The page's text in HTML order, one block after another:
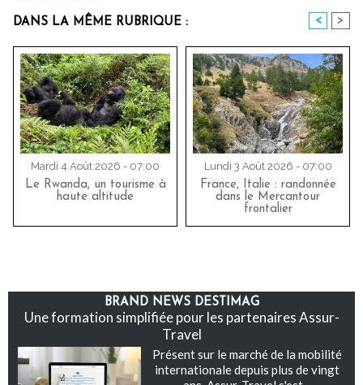
DANS LA MÊME RUBRIQUE : < >
Mardi 4 Août 2026 - 07:00
Le Rwanda, un tourisme à
haute altitude
Lundi 3 Août 2026 - 07:00
France, Italie : randonnée
dans le Mercantour
frontalier
BRAND NEWS DESTIMAG
Une formation simplifiée pour les partenaires Assur-
Travel
Présent sur le marché de la mobilité
internationale depuis plus de vingt